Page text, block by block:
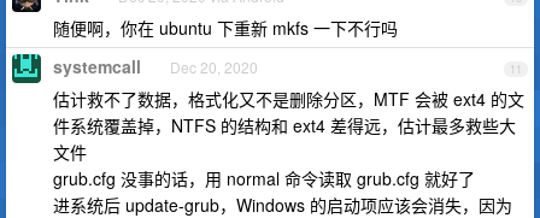
随便啊，你在 ubuntu 下重新 mkfs 一下不行吗
11
systemcall Dec 20, 2020
估计救不了数据，格式化又不是删除分区，MTF 会被 ext4 的文
件系统覆盖掉，NTFS 的结构和 ext4 差得远，估计最多救些大
文件
grub.cfg 没事的话，用 normal 命令读取 grub.cfg 就好了
进系统后 update-grub，Windows 的启动项应该会消失，因为